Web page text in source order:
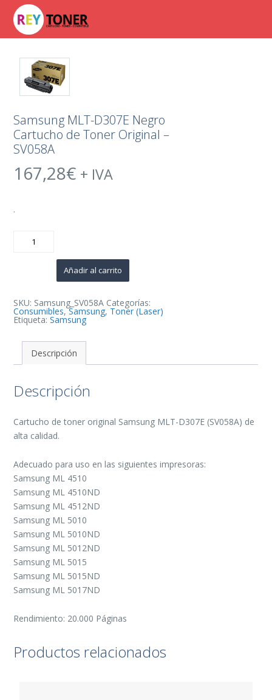
Samsung MLT-D307E Negro
Cartucho de Toner Original –
SV058A
167,28€ + IVA
.
MLT-
-
SV058A
cantidad
Añadir al carrito
SKU: Samsung_SV058A Categorías:
Consumibles,Samsung, Toner (Laser)
Etiqueta:Samsung
Descripción
Descripción
Cartucho de toner original Samsung MLT-D307E (SV058A) de
alta calidad.
Adecuado para uso en las siguientes impresoras:
Samsung ML 4510
Samsung ML 4510ND
Samsung ML 4512ND
Samsung ML 5010
Samsung ML 5010ND
Samsung ML 5012ND
Samsung ML 5015
Samsung ML 5015ND
Samsung ML 5017ND
Rendimiento: 20.000 Páginas
Productos relacionados